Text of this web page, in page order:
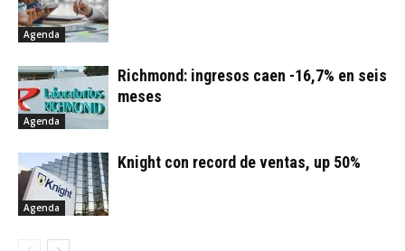
Agenda
Agenda
Richmond: ingresos caen -16,7% en seis
meses
Agenda
Knight con record de ventas, up 50%